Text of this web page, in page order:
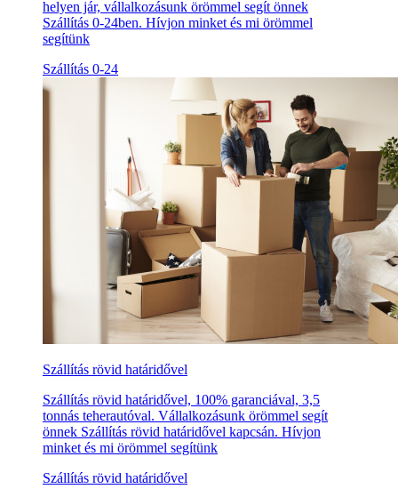
helyen jár, vállalkozásunk örömmel segít önnek
Szállítás 0-24ben. Hívjon minket és mi örömmel
segítünk
Szállítás 0-24
Szállítás rövid határidővel
Szállítás rövid határidővel, 100% garanciával, 3,5
tonnás teherautóval. Vállalkozásunk örömmel segít
önnek Szállítás rövid határidővel kapcsán. Hívjon
minket és mi örömmel segítünk
Szállítás rövid határidővel